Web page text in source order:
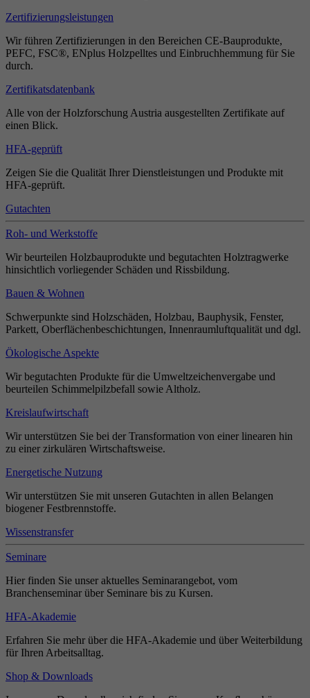
Zertifizierungsleistungen
Wir führen Zertifizierungen in den Bereichen CE-Bauprodukte,
PEFC, FSC®, ENplus Holzpelltes und Einbruchhemmung für Sie
durch.
Zertifikatsdatenbank
Alle von der Holzforschung Austria ausgestellten Zertifikate auf
einen Blick.
HFA-geprüft
Zeigen Sie die Qualität Ihrer Dienstleistungen und Produkte mit
HFA-geprüft.
Gutachten
Roh- und Werkstoffe
Wir beurteilen Holzbauprodukte und begutachten Holztragwerke
hinsichtlich vorliegender Schäden und Rissbildung.
Bauen & Wohnen
Schwerpunkte sind Holzschäden, Holzbau, Bauphysik, Fenster,
Parkett, Oberflächenbeschichtungen, Innenraumluftqualität und dgl.
Ökologische Aspekte
Wir begutachten Produkte für die Umweltzeichenvergabe und
beurteilen Schimmelpilzbefall sowie Altholz.
Kreislaufwirtschaft
Wir unterstützen Sie bei der Transformation von einer linearen hin
zu einer zirkulären Wirtschaftsweise.
Energetische Nutzung
Wir unterstützen Sie mit unseren Gutachten in allen Belangen
biogener Festbrennstoffe.
Wissenstransfer
Seminare
Hier finden Sie unser aktuelles Seminarangebot, vom
Branchenseminar über Seminare bis zu Kursen.
HFA-Akademie
Erfahren Sie mehr über die HFA-Akademie und über Weiterbildung
für Ihren Arbeitsalltag.
Shop & Downloads